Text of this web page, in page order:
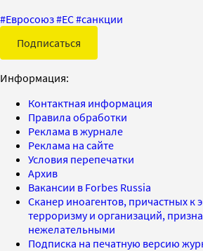
#Евросоюз#ЕС#санкции
Подписаться
Информация:
Контактная информация
Правила обработки
Реклама в журнале
Реклама на сайте
Условия перепечатки
Архив
Вакансии в Forbes Russia
Сканер иноагентов, причастных к
терроризму и организаций,
нежелательными
Подписка на печатную версию